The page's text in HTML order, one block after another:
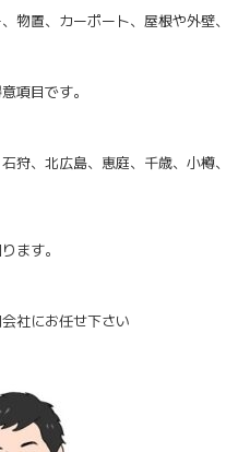
物置、カーポート、屋根や外壁
項目です。
狩、北広島、恵庭、千歳、小樽
ます。
社にお任せ下さい